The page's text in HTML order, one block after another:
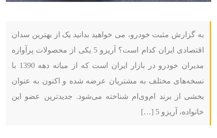
به گزارش مثبت خودرو، می خواهید بدانید یک از بهترین سدان
اقتصادی ایران کدام است؟ آریزو 5 یکی از محصولات پرآوازه
مدیران خودرو در بازار ایران است که از میانه دهه 1390 با
نسخه‌های مختلف به مشتریان عرضه شده و اکنون به عنوان
بخشی از برند ام‌وی‌ام شناخته می‌شود. جدیدترین عضو این
خانواده، آریزو 5 […]